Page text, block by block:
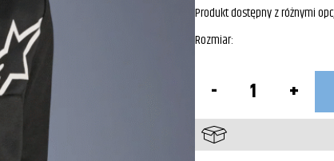
Produkt dostępny z różnymi
Rozmiar
Bluza
Męska
Chrome